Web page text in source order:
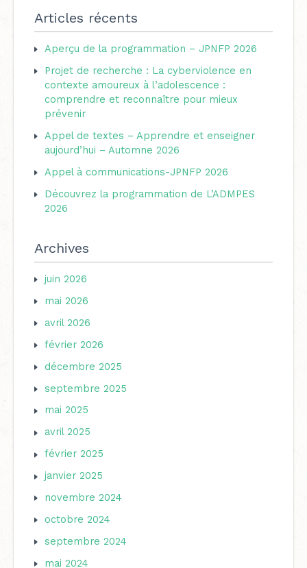
c
h
e
r
e
:
Articles récents
Aperçu de la programmation – JPNFP 2026
Projet de recherche : La cyberviolence en
contexte amoureux à l’adolescence :
comprendre et reconnaître pour mieux
prévenir
Appel de textes – Apprendre et enseigner
aujourd’hui – Automne 2026
Appel à communications-JPNFP 2026
Découvrez la programmation de L’ADMPES
2026
Archives
juin 2026
mai 2026
avril 2026
février 2026
décembre 2025
septembre 2025
mai 2025
avril 2025
février 2025
janvier 2025
novembre 2024
octobre 2024
septembre 2024
mai 2024
g